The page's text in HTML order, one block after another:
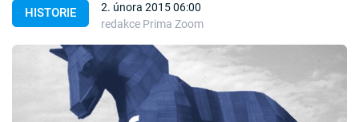
Témata
Témata
Pořady
HISTORIE
2. února 2015 06:00
redakce Prima Zoom